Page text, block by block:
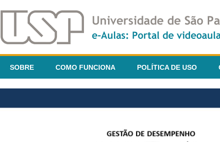
SOBRE COMO FUNCIONA POLÍTICA DE USO